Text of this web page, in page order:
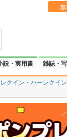
説・実用書 雑誌・
クイン ハーレクイ